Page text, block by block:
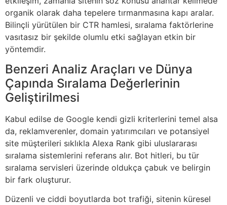
organik olarak daha tepelere tırmanmasına kapı aralar.
Bilinçli yürütülen bir CTR hamlesi, sıralama faktörlerine
vasıtasız bir şekilde olumlu etki sağlayan etkin bir
yöntemdir.
Benzeri Analiz Araçları ve Dünya
Çapında Sıralama Değerlerinin
Geliştirilmesi
Kabul edilse de Google kendi gizli kriterlerini temel alsa
da, reklamverenler, domain yatırımcıları ve potansiyel
site müşterileri sıklıkla Alexa Rank gibi uluslararası
sıralama sistemlerini referans alır. Bot hitleri, bu tür
sıralama servisleri üzerinde oldukça çabuk ve belirgin
bir fark oluşturur.
Düzenli ve ciddi boyutlarda bot trafiği, sitenin küresel